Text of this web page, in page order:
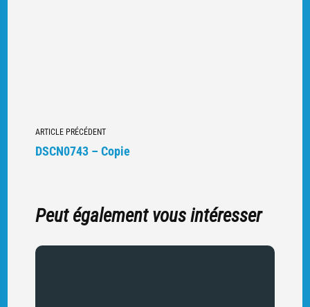
Navigation
vers
ARTICLE PRÉCÉDENT
DSCN0743 – Copie
Peut également vous intéresser